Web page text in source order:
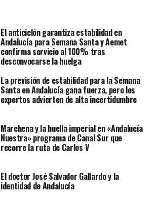
El anticiclón garantiza estabilidad en
Andalucía para Semana Santa y Aemet
confirma servicio al 100% tras
desconvocarse la huelga
La previsión de estabilidad para la Semana
Santa en Andalucía gana fuerza, pero los
expertos advierten de alta incertidumbre
Marchena y la huella imperial en «Andalucía
Nuestra» programa de Canal Sur que
recorre la ruta de Carlos V
El doctor José Salvador Gallardo y la
identidad de Andalucía